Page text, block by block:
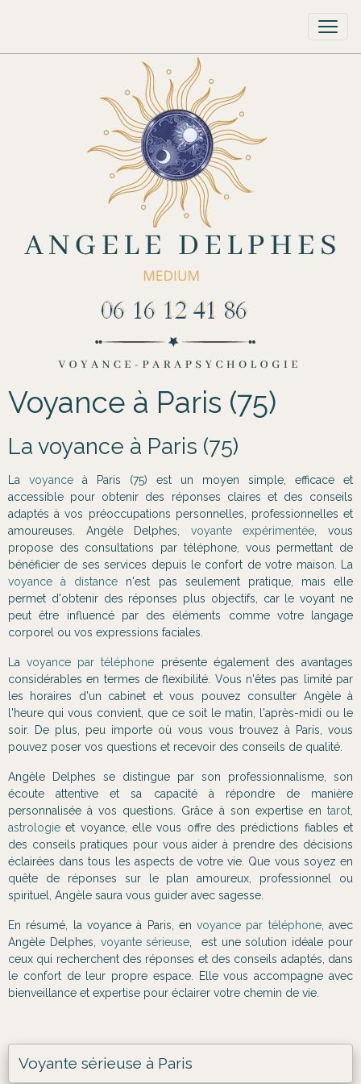
Voyance à Paris (75)
La voyance à Paris (75)
La voyance à Paris (75) est un moyen simple, efficace et
accessible pour obtenir des réponses claires et des conseils
adaptés à vos préoccupations personnelles, professionnelles et
amoureuses. Angèle Delphes, voyante expérimentée , vous
propose des consultations par téléphone, vous permettant de
bénéficier de ses services depuis le confort de votre maison. La
voyance à distance n'est pas seulement pratique, mais elle
permet d'obtenir des réponses plus objectifs, car le voyant ne
peut être influencé par des éléments comme votre langage
corporel ou vos expressions faciales.
Lavoyance par téléphone présente également des avantages
considérables en termes de flexibilité. Vous n'êtes pas limité par
les horaires d'un cabinet et vous pouvez consulter Angèle à
l'heure qui vous convient, que ce soit le matin, l'après-midi ou le
soir. De plus, peu importe où vous vous trouvez à Paris, vous
pouvez poser vos questions et recevoir des conseils de qualité.
Angèle Delphes se distingue par son professionnalisme, son
écoute attentive et sa capacité à répondre de manière
personnalisée à vos questions. Grâce à son expertise en tarot
astrologieet voyance, elle vous offre des prédictions fiables et
des conseils pratiques pour vous aider à prendre des décisions
éclairées dans tous les aspects de votre vie. Que vous soyez en
quête de réponses sur le plan amoureux, professionnel ou
spirituel, Angèle saura vous guider avec sagesse.
En résumé, la voyance à Paris, envoyance par téléphone, avec
Angèle Delphes, voyante sérieuse , est une solution idéale pour
ceux qui recherchent des réponses et des conseils adaptés, dans
le confort de leur propre espace. Elle vous accompagne avec
bienveillance et expertise pour éclairer votre chemin de vie.
Voyante sérieuse à Paris